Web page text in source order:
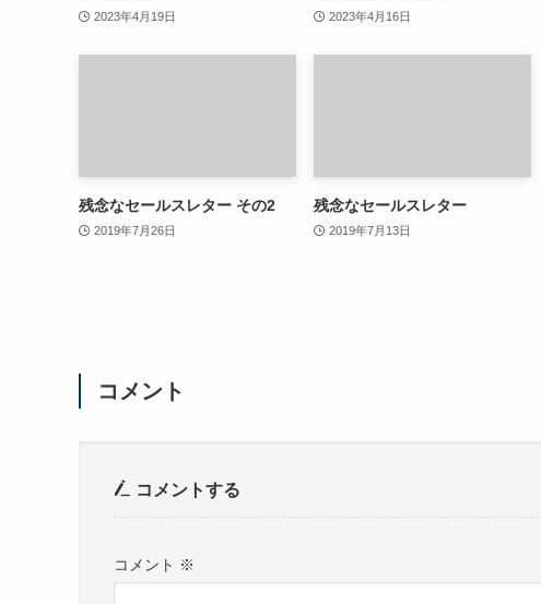
2023年4月19日 2023年4月16日
残念なセールスレター その2
2019年7月26日
残念なセールスレター
2019年7月13日
コメント
コメントする
コメント ※